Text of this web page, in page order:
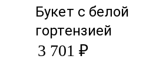
Букет с белой
гортензией
3 701 ₽